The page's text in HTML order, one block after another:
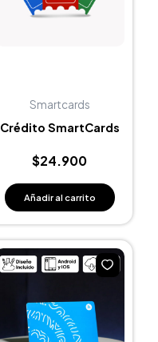
Smartcards
Crédito SmartCards
$24.900
Añadir al carrito